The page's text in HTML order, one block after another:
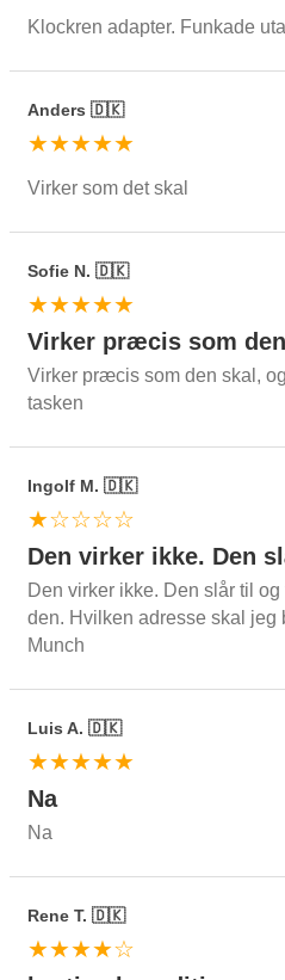
Klockren adapter. Funkade
Anders 🇩🇰
★★★★★
Virker som det skal
Sofie N. 🇩🇰
★★★★★
Virker præcis som
Virker præcis som den skal,
tasken
Ingolf M. 🇩🇰
★☆☆☆☆
Den virker ikke. Den
Den virker ikke. Den slår til
den. Hvilken adresse skal jeg
Munch
Luis A. 🇩🇰
★★★★★
Na
Na
Rene T. 🇩🇰
★★★★☆